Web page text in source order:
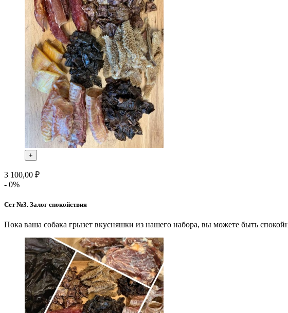
+
3 100,00 ₽
- 0%
Сет №3. Залог спокойствия
Пока ваша собака грызет вкусняшки из нашего набора, вы можете быть